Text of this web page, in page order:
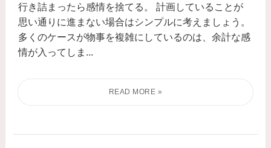
行き詰まったら感情を捨てる。 計画していることが
思い通りに進まない場合はシンプルに考えましょう。
多くのケースが物事を複雑にしているのは、余計な感
情が入ってしま...